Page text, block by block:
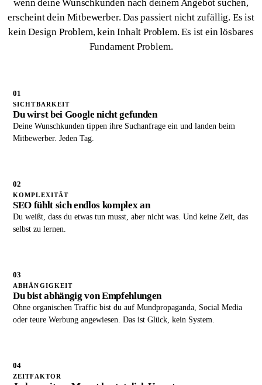
wenn deine Wunschkunden nach deinem Angebot suchen,
erscheint dein Mitbewerber. Das passiert nicht zufällig. Es ist
kein Design Problem, kein Inhalt Problem. Es ist ein lösbares
Fundament Problem.
01
SICHTBARKEIT
Du wirst bei Google nicht gefunden
Deine Wunschkunden tippen ihre Suchanfrage ein und landen beim
Mitbewerber. Jeden Tag.
02
KOMPLEXITÄT
SEO fühlt sich endlos komplex an
Du weißt, dass du etwas tun musst, aber nicht was. Und keine Zeit, das
selbst zu lernen.
03
ABHÄNGIGKEIT
Du bist abhängig von Empfehlungen
Ohne organischen Traffic bist du auf Mundpropaganda, Social Media
oder teure Werbung angewiesen. Das ist Glück, kein System.
04
ZEITFAKTOR